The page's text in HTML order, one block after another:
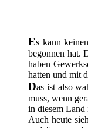
Es kann
begonnen hat.
haben
hatten und mit
Das ist also
muss, wenn
in diesem Land
Auch heute